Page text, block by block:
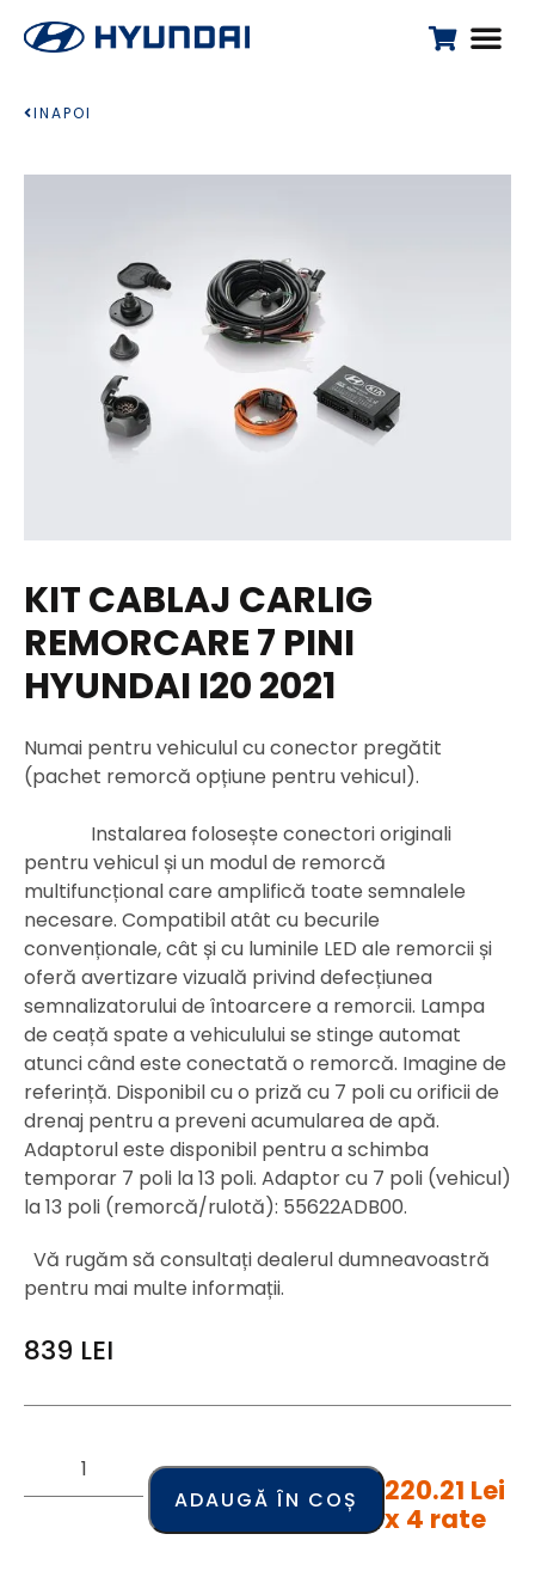
INAPOI
KIT CABLAJ CARLIG
REMORCARE 7 PINI
HYUNDAI I20 2021
Numai pentru vehiculul cu conector pregătit
(pachet remorcă opțiune pentru vehicul).
Instalarea folosește conectori originali
pentru vehicul și un modul de remorcă
multifuncțional care amplifică toate semnalele
necesare. Compatibil atât cu becurile
convenționale, cât și cu luminile LED ale remorcii și
oferă avertizare vizuală privind defecțiunea
semnalizatorului de întoarcere a remorcii. Lampa
de ceață spate a vehiculului se stinge automat
atunci când este conectată o remorcă. Imagine de
referință. Disponibil cu o priză cu 7 poli cu orificii de
drenaj pentru a preveni acumularea de apă.
Adaptorul este disponibil pentru a schimba
temporar 7 poli la 13 poli. Adaptor cu 7 poli (vehicul)
la 13 poli (remorcă/rulotă): 55622ADB00.
Vă rugăm să consultați dealerul dumneavoastră
pentru mai multe informații.
839 LEI
ADAUGĂ ÎN COȘ
220.21 Lei
x 4 rate